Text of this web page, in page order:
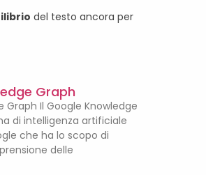
del testo ancora per
Graph
Graph Il Google Knowledge
di intelligenza artificiale
che ha lo scopo di
delle